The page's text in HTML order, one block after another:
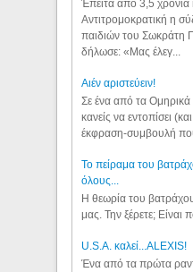
Έπειτα από 3,5 χρόνια
Αντιτρομοκρατική η
παιδιών του Σωκράτη
δήλωσε: «Μας έλεγ...
Aιέν αριστεύειν!
Σε ένα από τα Ομηρικά
κανείς να εντοπίσει
έκφραση-συμβουλή
Το πείραμα του
όλους...
Η θεωρία του βατράχου
μας. Την ξέρετε; Είναι
U.S.A. καλεί...ALEXIS!
Ένα από τα πρώτα